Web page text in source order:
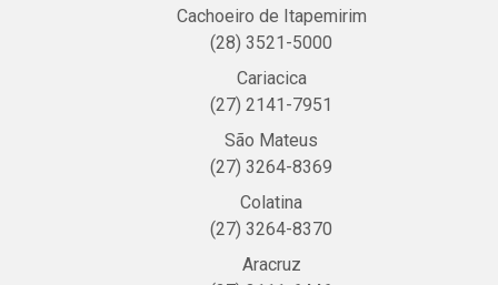
Cachoeiro de Itapemirim
(28) 3521-5000
Cariacica
(27) 2141-7951
São Mateus
(27) 3264-8369
Colatina
(27) 3264-8370
Aracruz